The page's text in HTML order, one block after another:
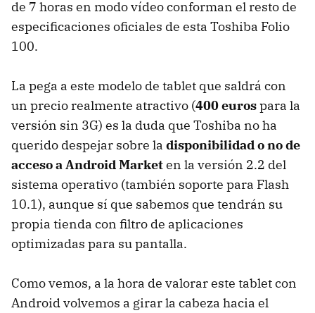
de 7 horas en modo vídeo conforman el resto de
especificaciones oficiales de esta Toshiba Folio
100.
La pega a este modelo de tablet que saldrá con
un precio realmente atractivo (400 eurospara la
versión sin 3G) es la duda que Toshiba no ha
querido despejar sobre la disponibilidad o no de
acceso a Android Marketen la versión 2.2 del
sistema operativo (también soporte para Flash
10.1), aunque sí que sabemos que tendrán su
propia tienda con filtro de aplicaciones
optimizadas para su pantalla.
Como vemos, a la hora de valorar este tablet con
Android volvemos a girar la cabeza hacia el